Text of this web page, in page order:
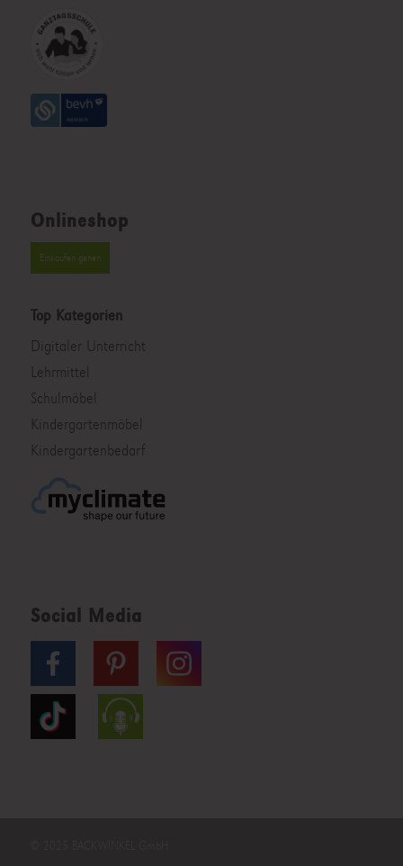
Onlineshop
Einkaufen gehen
Top Kategorien
Digitaler Unterricht
Lehrmittel
Schulmöbel
Kindergartenmöbel
Kindergartenbedarf
Social Media